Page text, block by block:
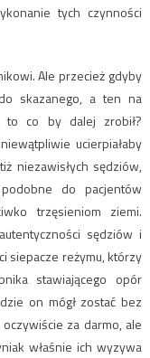
tych czynności
Ale przecież gdyby
skazanego, a ten na
to co by dalej zrobił?
ucierpiałaby
niezawisłych sędziów,
do pacjentów
trzęsieniom ziemi.
sędziów i
siepacze reżymu, którzy
stawiającego opór
on mógł zostać bez
za darmo, ale
właśnie ich wyzywa